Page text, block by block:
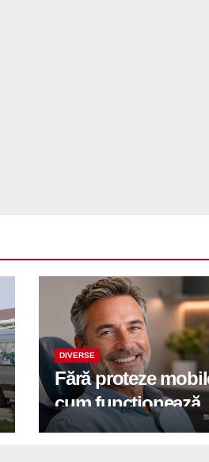
DIVERSE
Fără proteze
cum funcționează
reabilitarea